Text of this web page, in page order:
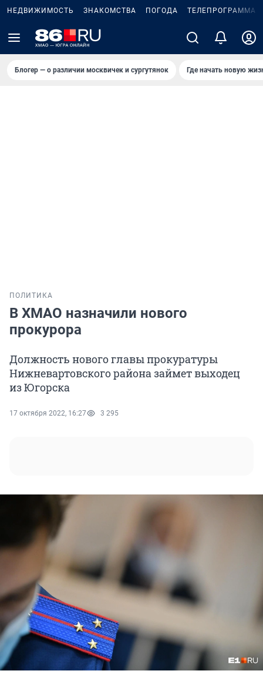
НЕДВИЖИМОСТЬ ЗНАКОМСТВА ПОГОДА ТЕЛЕПРОГРАММА
Блогер — о различии москвичек и сургутянок Где начать новую
ПОЛИТИКА
В ХМАО назначили нового
прокурора
Должность нового главы прокуратуры
Нижневартовского района займет выходец
из Югорска
17 октября 2022, 16:27 3 295